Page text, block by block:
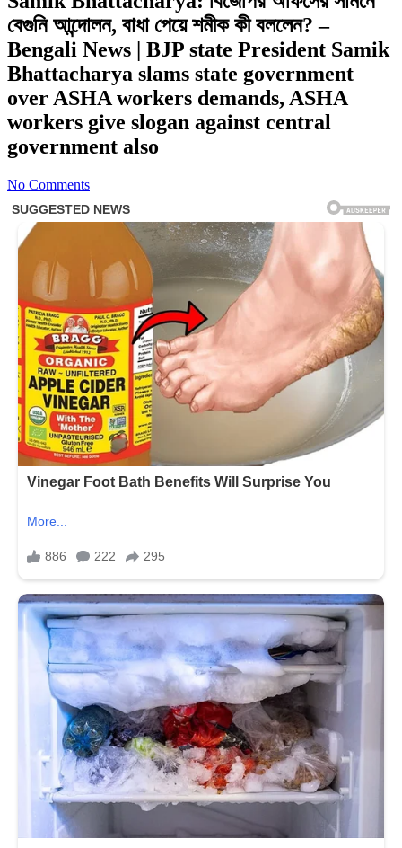
বেগুনি আন্দোলন, বাধা পেয়ে শমীক কী বললেন? –
Bengali News | BJP state President Samik
Bhattacharya slams state government
over ASHA workers demands, ASHA
workers give slogan against central
government also
No Comments